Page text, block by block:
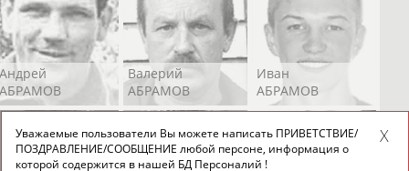
Андрей
АБРАМОВ
Валерий
АБРАМОВ
Иван
АБРАМОВ
Уважаемые пользователи Вы можете написать ПРИВЕТСТВИЕ/
ПОЗДРАВЛЕНИЕ/СООБЩЕНИЕ любой персоне, информация о
которой содержится в нашей БД Персоналий !